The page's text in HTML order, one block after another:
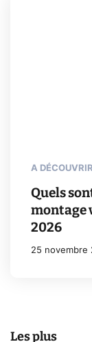
A DÉCOUVRIR
Quels
montage
2026
25 novembre
Les plus